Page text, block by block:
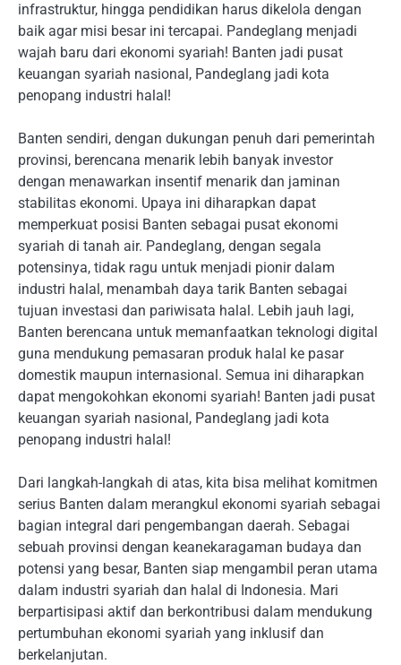
infrastruktur, hingga pendidikan harus dikelola dengan
baik agar misi besar ini tercapai. Pandeglang menjadi
wajah baru dari ekonomi syariah! Banten jadi pusat
keuangan syariah nasional, Pandeglang jadi kota
penopang industri halal!
Banten sendiri, dengan dukungan penuh dari pemerintah
provinsi, berencana menarik lebih banyak investor
dengan menawarkan insentif menarik dan jaminan
stabilitas ekonomi. Upaya ini diharapkan dapat
memperkuat posisi Banten sebagai pusat ekonomi
syariah di tanah air. Pandeglang, dengan segala
potensinya, tidak ragu untuk menjadi pionir dalam
industri halal, menambah daya tarik Banten sebagai
tujuan investasi dan pariwisata halal. Lebih jauh lagi,
Banten berencana untuk memanfaatkan teknologi digital
guna mendukung pemasaran produk halal ke pasar
domestik maupun internasional. Semua ini diharapkan
dapat mengokohkan ekonomi syariah! Banten jadi pusat
keuangan syariah nasional, Pandeglang jadi kota
penopang industri halal!
Dari langkah-langkah di atas, kita bisa melihat komitmen
serius Banten dalam merangkul ekonomi syariah sebagai
bagian integral dari pengembangan daerah. Sebagai
sebuah provinsi dengan keanekaragaman budaya dan
potensi yang besar, Banten siap mengambil peran utama
dalam industri syariah dan halal di Indonesia. Mari
berpartisipasi aktif dan berkontribusi dalam mendukung
pertumbuhan ekonomi syariah yang inklusif dan
berkelanjutan.